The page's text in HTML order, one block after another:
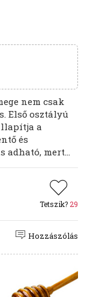
nem csak
Első osztályú
a
és
adható, mert...
Tetszik?29
Hozzászólás